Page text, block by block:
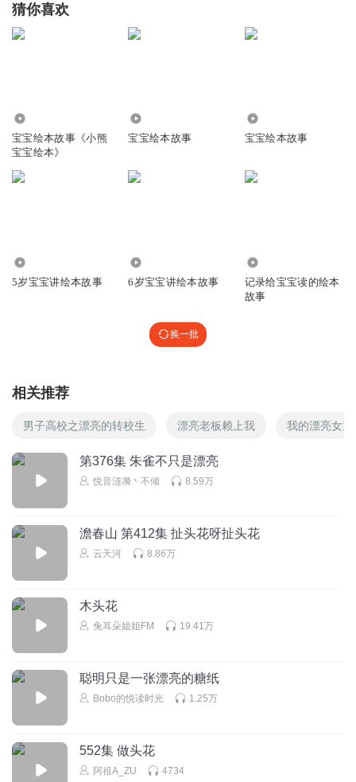
猜你喜欢
宝宝绘本故事《小熊
宝宝绘本》
宝宝绘本故事 宝宝绘本故事
5岁宝宝讲绘本故事 6岁宝宝讲绘本故事
记录给宝宝读的绘本
故事
换一批
相关推荐
男子高校之漂亮的转校生 漂亮老板赖上我 我的漂亮女主
第376集 朱雀不只是漂亮
悦音涟漪丶不倾 8.59万
澹春山 第412集 扯头花呀扯头花
云天河 8.86万
木头花
兔耳朵姐姐FM 19.41万
聪明只是一张漂亮的糖纸
Bobo的悦读时光 1.25万
552集 做头花
阿祖A_ZU 4734